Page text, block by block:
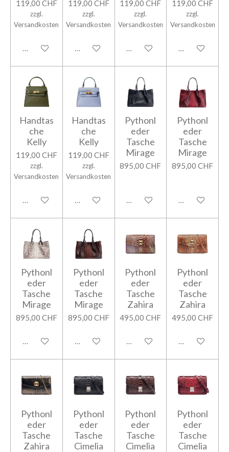
119,00 CHF
zzgl.
Versandkosten
In den Warenkorb
119,00 CHF
zzgl.
Versandkosten
In den Warenkorb
119,00 CHF
zzgl.
Versandkosten
In den Warenkorb
119,00 CHF
zzgl.
Versandkosten
In den
Handtas
che
Kelly
119,00 CHF
zzgl.
Versandkosten
In den Warenkorb
Handtas
che
Kelly
119,00 CHF
zzgl.
Versandkosten
In den Warenkorb
Pythonl
eder
Tasche
Mirage
895,00 CHF
In den Warenkorb
Pythonl
eder
Tasche
Mirage
895,00 CHF
In den
Pythonl
eder
Tasche
Mirage
895,00 CHF
In den Warenkorb
Pythonl
eder
Tasche
Mirage
895,00 CHF
In den Warenkorb
Pythonl
eder
Tasche
Zahira
495,00 CHF
In den Warenkorb
Pythonl
eder
Tasche
Zahira
495,00 CHF
In den
Pythonl
eder
Tasche
Zahira
Pythonl
eder
Tasche
Cimelia
Pythonl
eder
Tasche
Cimelia
Pythonl
eder
Tasche
Cimelia